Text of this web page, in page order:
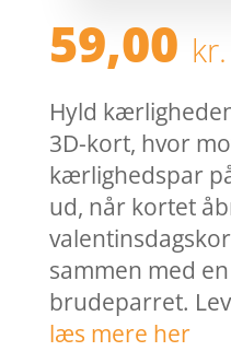
59,00 kr.
Hyld
3D-kort, hvor
kærlighedspar
ud, når kortet
sammen med
brudeparret.
læs mere her